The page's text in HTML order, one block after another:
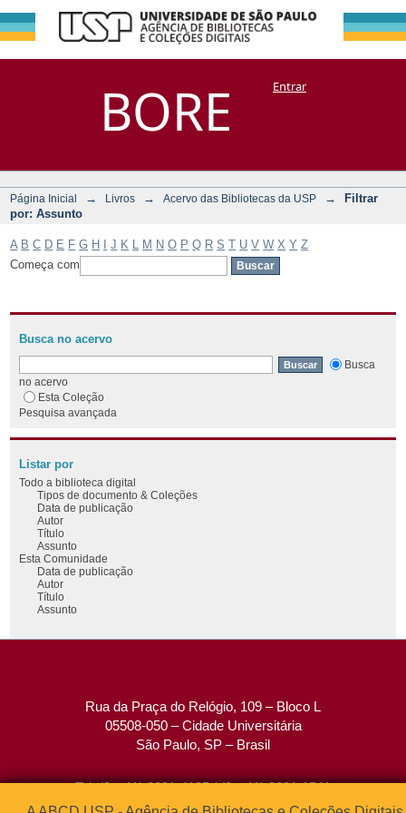
BORE
Filtrar por:
Assunto
DSpace/Manakin + CoriscoEntrar
Página Inicial → Livros → Acervo das Bibliotecas da USP →
Filtrar
por: Assunto
A B C D E F G H J K M N O P Q R S T U V W X Y Z
Começa com
Busca no acervo
Busca
no acervo
Esta Coleção
Pesquisa avançada
Listar por
Todo a biblioteca digital
Tipos de documento & Coleções
Data de publicação
Autor
Título
Assunto
Esta Comunidade
Data de publicação
Autor
Título
Assunto
Rua da Praça do Relógio, 109 – Bloco L
05508-050 – Cidade Universitária
São Paulo, SP – Brasil
Tel: (0xx11) 3091-4195 / (0xx11) 3091-1541
Fax: (0xx11) 3091-1567